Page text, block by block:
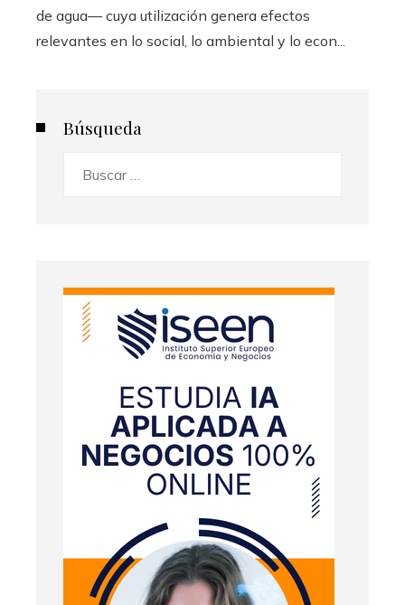
de agua— cuya utilización genera efectos
relevantes en lo social, lo ambiental y lo econ...
Búsqueda